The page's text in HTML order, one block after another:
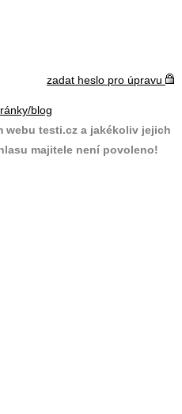
zadat heslo pro úpravu
blog
webu testi.cz a jakékoliv jejich
majitele není povoleno!